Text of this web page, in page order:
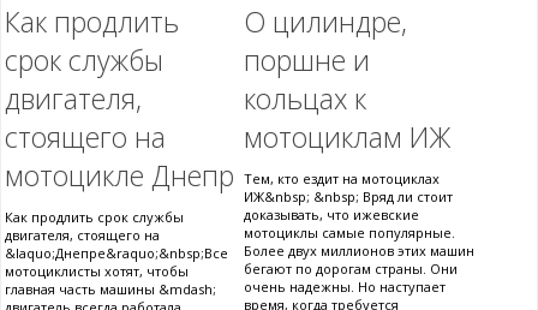
Как продлить
срок службы
двигателя,
стоящего на
мотоцикле Днепр
Как продлить срок службы
двигателя, стоящего на
&laquo;Днепре&raquo;&nbsp;Все
мотоциклисты хотят, чтобы
главная часть машины &mdash;
О цилиндре,
поршне и
кольцах к
мотоциклам ИЖ
Тем, кто ездит на мотоциклах
ИЖ&nbsp; &nbsp; Вряд ли стоит
доказывать, что ижевские
мотоциклы самые популярные.
Более двух миллионов этих машин
бегают по дорогам страны. Они
очень надежны. Но наступает
время, когда требуется